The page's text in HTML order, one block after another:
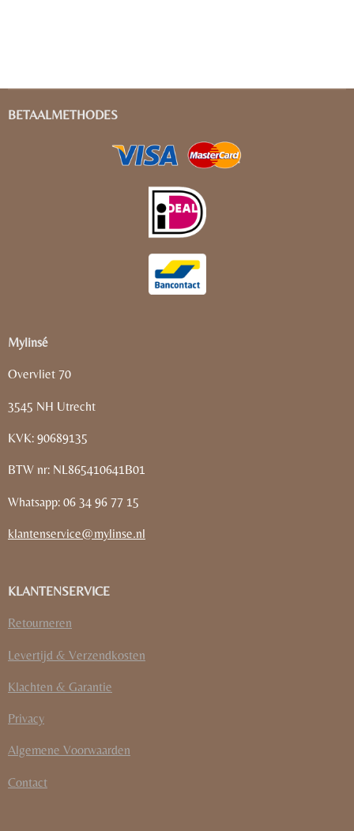
BETAALMETHODES
Mylinsé
Overvliet 70
3545 NH Utrecht
KVK: 90689135
BTW nr: NL865410641B01
Whatsapp: 06 34 96 77 15
klantenservice@mylinse.nl
KLANTENSERVICE
Retourneren
Levertijd & Verzendkosten
Klachten & Garantie
Privacy
Algemene Voorwaarden
Contact